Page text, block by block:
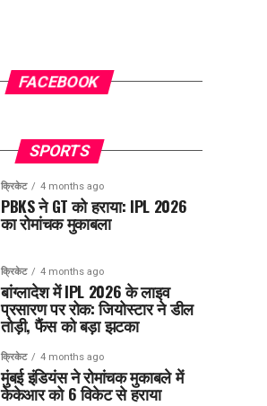
FACEBOOK
SPORTS
क्रिकेट 4 months ago
PBKS ने GT को हराया: IPL 2026
का रोमांचक मुकाबला
क्रिकेट 4 months ago
बांग्लादेश में IPL 2026 के लाइव
प्रसारण पर रोक: जियोस्टार ने डील
तोड़ी, फैंस को बड़ा झटका
क्रिकेट 4 months ago
मुंबई इंडियंस ने रोमांचक मुकाबले में
केकेआर को 6 विकेट से हराया